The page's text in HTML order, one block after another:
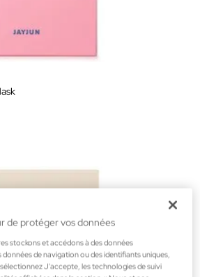
de protéger vos données
stockons et accédons à des données
données de navigation ou des identifiants uniques,
J'accepte, les technologies de suivi